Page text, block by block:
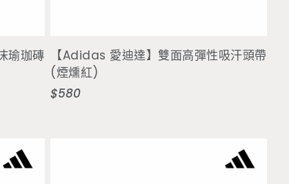
瑜珈磚
加入購物車
【Adidas 愛迪達】雙面高彈性吸汗頭帶
(煙燻紅)
定
$580